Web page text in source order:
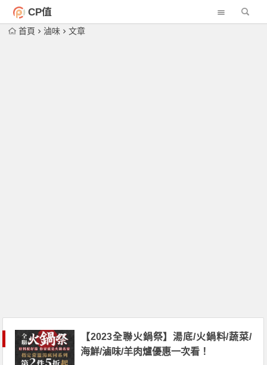
CP值
首頁 滷味 文章
【2023全聯火鍋祭】湯底/火鍋料/蔬菜/
海鮮/滷味/羊肉爐優惠一次看！